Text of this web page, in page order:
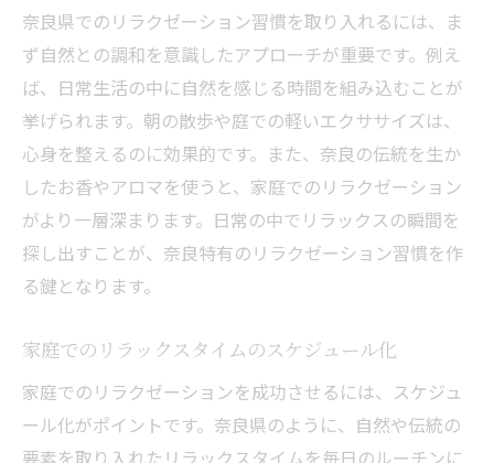
奈良県でのリラクゼーション習慣を取り入れるには、ま
ず自然との調和を意識したアプローチが重要です。例え
ば、日常生活の中に自然を感じる時間を組み込むことが
挙げられます。朝の散歩や庭での軽いエクササイズは、
心身を整えるのに効果的です。また、奈良の伝統を生か
したお香やアロマを使うと、家庭でのリラクゼーション
がより一層深まります。日常の中でリラックスの瞬間を
探し出すことが、奈良特有のリラクゼーション習慣を作
る鍵となります。
家庭でのリラックスタイムのスケジュール化
家庭でのリラクゼーションを成功させるには、スケジュ
ール化がポイントです。奈良県のように、自然や伝統の
要素を取り入れたリラックスタイムを毎日のルーチンに